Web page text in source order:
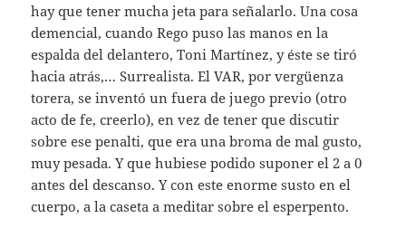
hay que tener mucha jeta para señalarlo. Una cosa
demencial, cuando Rego puso las manos en la
espalda del delantero, Toni Martínez, y éste se tiró
hacia atrás,… Surrealista. El VAR, por vergüenza
torera, se inventó un fuera de juego previo (otro
acto de fe, creerlo), en vez de tener que discutir
sobre ese penalti, que era una broma de mal gusto,
muy pesada. Y que hubiese podido suponer el 2 a 0
antes del descanso. Y con este enorme susto en el
cuerpo, a la caseta a meditar sobre el esperpento.